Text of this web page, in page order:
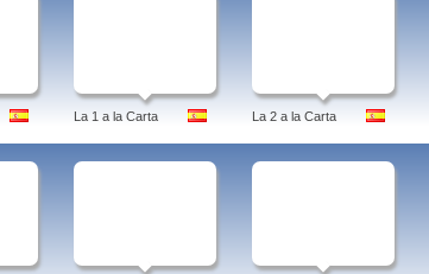
La 1 a la Carta La 2 a la Carta